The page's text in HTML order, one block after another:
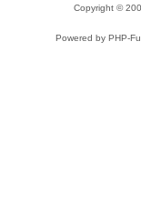
Copyright ©
Powered by PHP-